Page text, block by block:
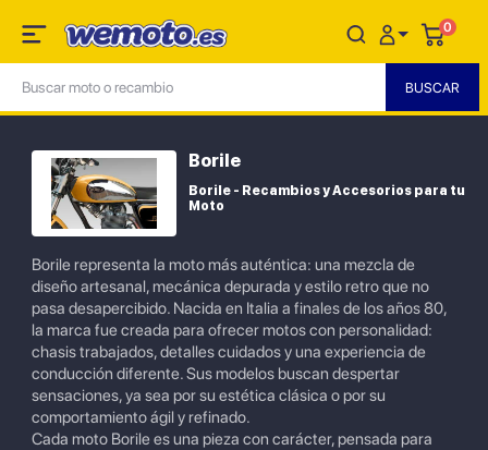
0
Borile
Borile - Recambios y Accesorios para tu
Moto
Borile representa la moto más auténtica: una mezcla de
diseño artesanal, mecánica depurada y estilo retro que no
pasa desapercibido. Nacida en Italia a finales de los años 80,
la marca fue creada para ofrecer motos con personalidad:
chasis trabajados, detalles cuidados y una experiencia de
conducción diferente. Sus modelos buscan despertar
sensaciones, ya sea por su estética clásica o por su
comportamiento ágil y refinado.
Cada moto Borile es una pieza con carácter, pensada para